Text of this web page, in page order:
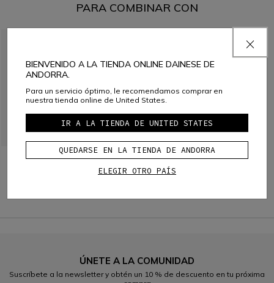
PARA COMBINAR CON
CHAQUETA CAMISERA DE
CHAQUETA DE PLUMAS
€ 259€ 155,40
ÚNETE A LA COMUNIDAD
Suscríbete a la newsletter y obtén un 10 % de descuento en tu próxima
BIENVENIDO A LA TIENDA ONLINE DAINESE DE
ANDORRA.
Para un servicio óptimo, le recomendamos comprar en
nuestra tienda online de United States.
IR A LA TIENDA DE UNITED STATES
QUEDARSE EN LA TIENDA DE ANDORRA
ELEGIR OTRO PAÍS